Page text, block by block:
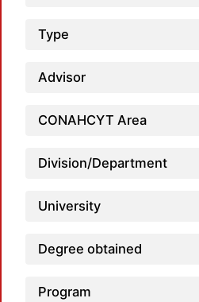
Type
Advisor
CONAHCYT Area
Division/Department
University
Degree obtained
Program